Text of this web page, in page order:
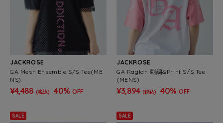
JACKROSE
GA Mesh Ensemble S/S Tee(ME
NS)
¥4,488 (税込) 40% OFF
JACKROSE
GA Raglan 刺繍&Print S/S Tee
(MENS)
¥3,894 (税込) 40% OFF
SALE SALE